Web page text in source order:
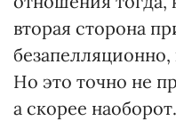
вторая сторона
Но это точно не
а скорее